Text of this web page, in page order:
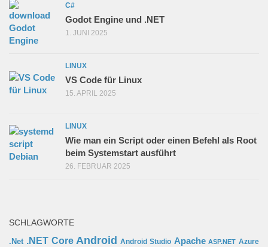
C#
Godot Engine und .NET
1. JUNI 2025
LINUX
VS Code für Linux
15. APRIL 2025
LINUX
Wie man ein Script oder einen Befehl als Root
beim Systemstart ausführt
26. FEBRUAR 2025
SCHLAGWORTE
.Net .NET Core Android Android Studio Apache ASP.NET Azure